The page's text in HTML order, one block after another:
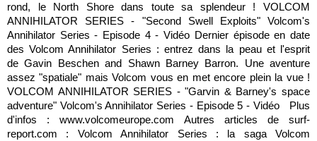
rond, le North Shore dans toute sa splendeur ! VOLCOM
ANNIHILATOR SERIES - "Second Swell Exploits" Volcom's
Annihilator Series - Episode 4 - Vidéo Dernier épisode en date
des Volcom Annihilator Series : entrez dans la peau et l'esprit
de Gavin Beschen and Shawn Barney Barron. Une aventure
assez "spatiale" mais Volcom vous en met encore plein la vue !
VOLCOM ANNIHILATOR SERIES - "Garvin & Barney's space
adventure" Volcom's Annihilator Series - Episode 5 - Vidéo Plus
d'infos : www.volcomeurope.com Autres articles de surf-
report.com : Volcom Annihilator Series : la saga Volcom